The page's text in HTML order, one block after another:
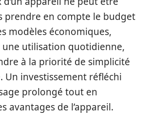
prendre en compte le budget
modèles économiques,
utilisation quotidienne,
à la priorité de simplicité
Un investissement réfléchi
prolongé tout en
avantages de l’appareil.